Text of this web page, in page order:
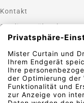
Kontakt
Gardinen nähen lassen
Zahlungsmethoden